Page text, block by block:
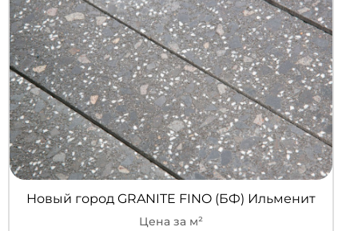
Новый город GRANITE FINO (БФ) Ильменит